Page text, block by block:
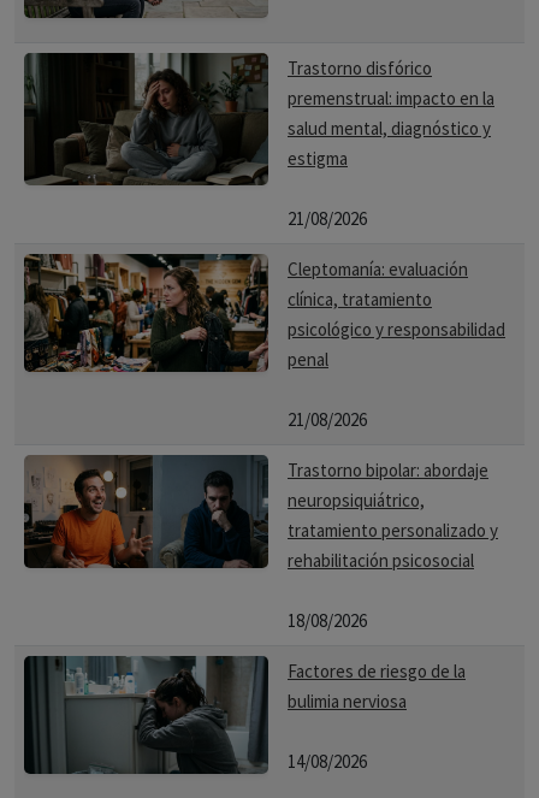
Trastorno disfórico
premenstrual: impacto en la
salud mental, diagnóstico y
estigma
21/08/2026
Cleptomanía: evaluación
clínica, tratamiento
psicológico y responsabilidad
penal
21/08/2026
Trastorno bipolar: abordaje
neuropsiquiátrico,
tratamiento personalizado y
rehabilitación psicosocial
18/08/2026
Factores de riesgo de la
bulimia nerviosa
14/08/2026